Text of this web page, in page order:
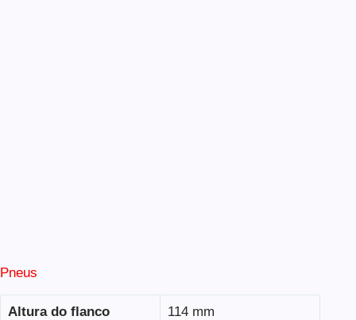
Pneus
Altura do flanco 114 mm